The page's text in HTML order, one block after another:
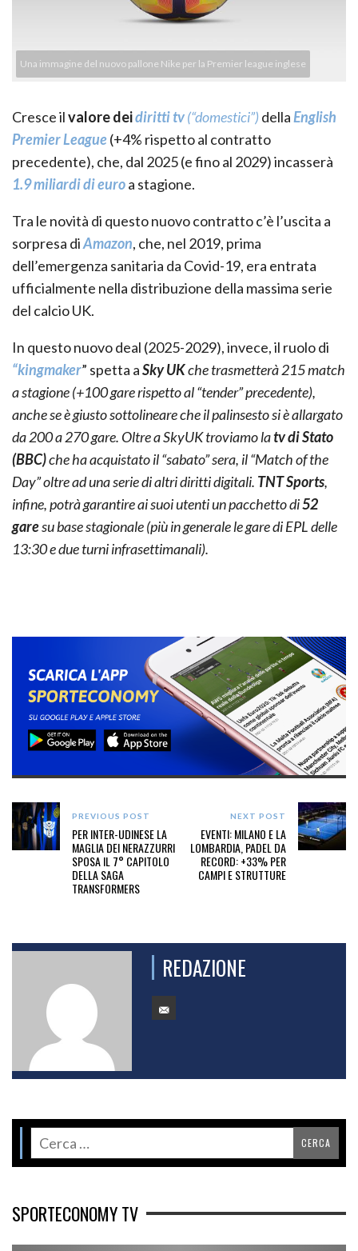
Una immagine del nuovo pallone Nike per la Premier league inglese
Cresce ilvalore deidiritti tv(“domestici”) dellaEnglish
Premier League(+4% rispetto al contratto
precedente), che, dal 2025 (e fino al 2029) incasserà
1.9 miliardi di euroa stagione.
Tra le novità di questo nuovo contratto c’è l’uscita a
sorpresa diAmazon, che, nel 2019, prima
dell’emergenza sanitaria da Covid-19, era entrata
ufficialmente nella distribuzione della massima serie
del calcio UK.
In questo nuovo deal (2025-2029), invece, il ruolo di
“kingmaker” spetta aSky UKche trasmetterà 215 match
a stagione (+100 gare rispetto al “tender” precedente),
anche se è giusto sottolineare che il palinsesto si è allargato
da 200 a 270 gare. Oltre a SkyUK troviamolatv di Stato
(BBC)che ha acquistato il “sabato” sera, il “Match of the
Day” oltre ad una serie di altri diritti digitali. TNT Sports,
infine, potrà garantire ai suoi utenti un pacchetto di52
garesu base stagionale (più in generale le gare di EPL delle
13:30 e due turni infrasettimanali).
PREVIOUS POST
PER INTER-UDINESE LA
MAGLIA DEI NERAZZURRI
SPOSA IL 7° CAPITOLO
DELLA SAGA
TRANSFORMERS
NEXT POST
EVENTI: MILANO E LA
LOMBARDIA, PADEL DA
RECORD: +33% PER
CAMPI E STRUTTURE
REDAZIONE
SPORTECONOMY TV